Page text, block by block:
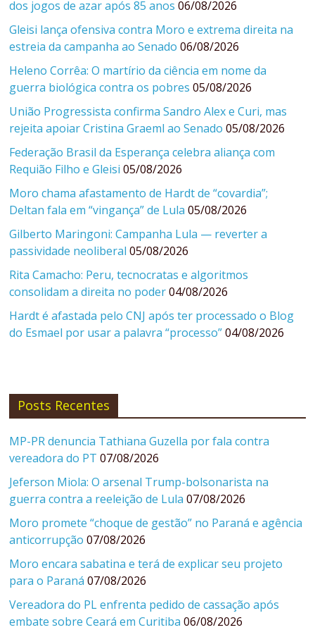
dos jogos de azar após 85 anos 06/08/2026
Gleisi lança ofensiva contra Moro e extrema direita na
estreia da campanha ao Senado 06/08/2026
Heleno Corrêa: O martírio da ciência em nome da
guerra biológica contra os pobres 05/08/2026
União Progressista confirma Sandro Alex e Curi, mas
rejeita apoiar Cristina Graeml ao Senado 05/08/2026
Federação Brasil da Esperança celebra aliança com
Requião Filho e Gleisi 05/08/2026
Moro chama afastamento de Hardt de “covardia”;
Deltan fala em “vingança” de Lula 05/08/2026
Gilberto Maringoni: Campanha Lula — reverter a
passividade neoliberal 05/08/2026
Rita Camacho: Peru, tecnocratas e algoritmos
consolidam a direita no poder 04/08/2026
Hardt é afastada pelo CNJ após ter processado o Blog
do Esmael por usar a palavra “processo” 04/08/2026
Posts Recentes
MP-PR denuncia Tathiana Guzella por fala contra
vereadora do PT 07/08/2026
Jeferson Miola: O arsenal Trump-bolsonarista na
guerra contra a reeleição de Lula 07/08/2026
Moro promete “choque de gestão” no Paraná e agência
anticorrupção 07/08/2026
Moro encara sabatina e terá de explicar seu projeto
para o Paraná 07/08/2026
Vereadora do PL enfrenta pedido de cassação após
embate sobre Ceará em Curitiba 06/08/2026